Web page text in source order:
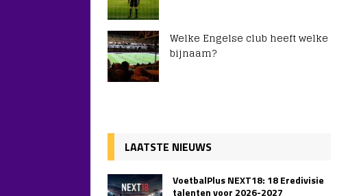
Welke Engelse club heeft welke
bijnaam?
LAATSTE NIEUWS
VoetbalPlus NEXT18: 18 Eredivisie
talenten voor 2026-2027